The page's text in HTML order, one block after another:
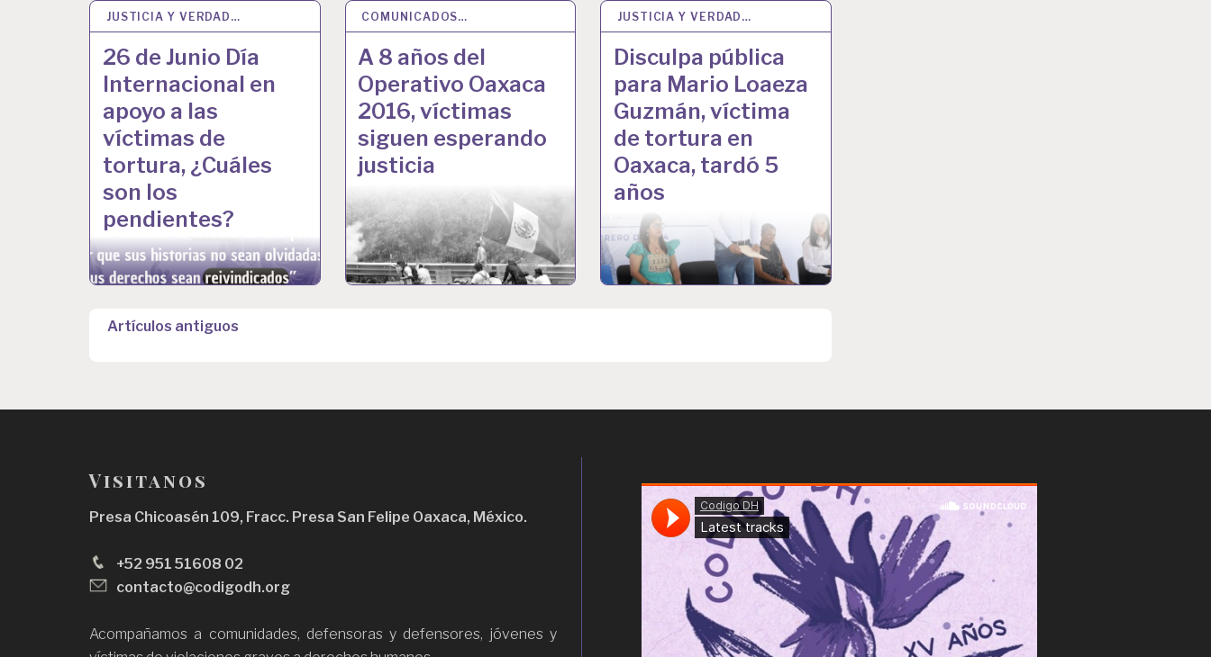
forzada de mi
hermana Claudia
Uruchurtu Cruz.
JUSTICIA Y VERDAD…
26 de Junio Día
Internacional en
apoyo a las
víctimas de
tortura, ¿Cuáles
son los
pendientes?
26 JUN 2024 COMUNICADOS…
A 8 años del
Operativo Oaxaca
2016, víctimas
siguen esperando
justicia
19 JUN 2024 JUSTICIA Y VERDAD…
Disculpa pública
para Mario Loaeza
Guzmán, víctima
de tortura en
Oaxaca, tardó 5
años
16 FEB 2024
N
e
a
i
ó
n
e
Artículos antiguos
Visitanos
Presa Chicoasén 109, Fracc. Presa San Felipe Oaxaca, México.
+52 951 51608 02
contacto@codigodh.org
Acompañamos a comunidades, defensoras y defensores, jóvenes y